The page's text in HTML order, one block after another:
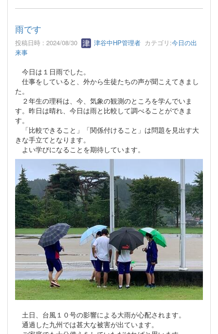
雨です
投稿日時 : 2024/08/30 津谷中HP管理者 カテゴリ:今日の出
来事
今日は１日雨でした。
仕事をしていると、外から生徒たちの声が聞こえてきまし
た。
２年生の理科は、今、気象の観測のところを学んでいま
す。昨日は晴れ、今日は雨と比較して調べることができま
す。
「比較できること」「関係付けること」は問題を見出す大
きな手立てとなります。
よい学びになることを期待しています。
土日、台風１０号の影響による大雨が心配されます。
通過した九州では甚大な被害が出ています。